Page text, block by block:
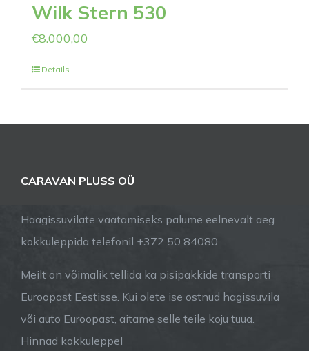
Wilk Stern 530
€8.000,00
Details
CARAVAN PLUSS OÜ
Haagissuvilate vaatamiseks palume eelnevalt aeg
kokkuleppida telefonil +372 50 84080
Meilt on võimalik tellida ka pisipakkide transporti
Euroopast Eestisse. Kui olete ise ostnud hagissuvila
või auto Euroopast, aitame selle teile koju tuua.
Hinnad kokkuleppel